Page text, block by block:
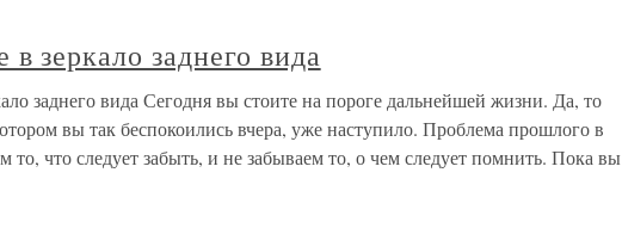
в зеркало заднего вида
заднего вида Сегодня вы стоите на пороге дальнейшей жизни. Да, то
вы так беспокоились вчера, уже наступило. Проблема прошлого в
что следует забыть, и не забываем то, о чем следует помнить. Пока вы